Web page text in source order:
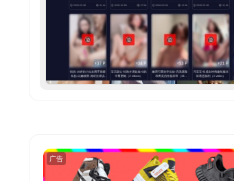
广告